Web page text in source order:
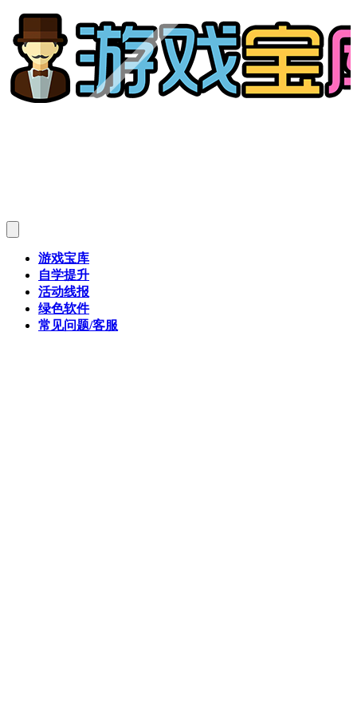
游戏宝库
自学提升
活动线报
绿色软件
常见问题/客服